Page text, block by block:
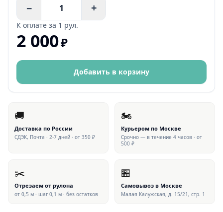
− +
К оплате за 1 рул.
2 000₽
Добавить в корзину
🚚
Доставка по России
СДЭК, Почта · 2-7 дней · от 350 ₽
🏍
Курьером по Москве
Срочно — в течение 4 часов · от
500 ₽
✂️
Отрезаем от рулона
от 0,5 м · шаг 0,1 м · без остатков
🏪
Самовывоз в Москве
Малая Калужская, д. 15/21, стр. 1